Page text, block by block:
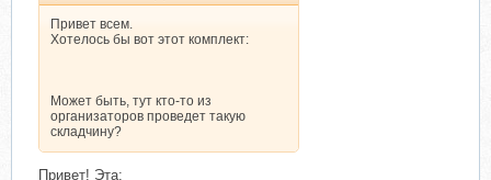
Привет всем.
Хотелось бы вот этот комплект:
Может быть, тут кто-то из
организаторов проведет такую
складчину?
Привет! Эта: